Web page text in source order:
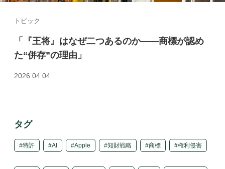
トピック
「『王将』はなぜ二つあるのか――商標が認め
た“併存”の理由」
2026.04.04
タグ
特許 AI Apple 知財戦略 商標 権利侵害